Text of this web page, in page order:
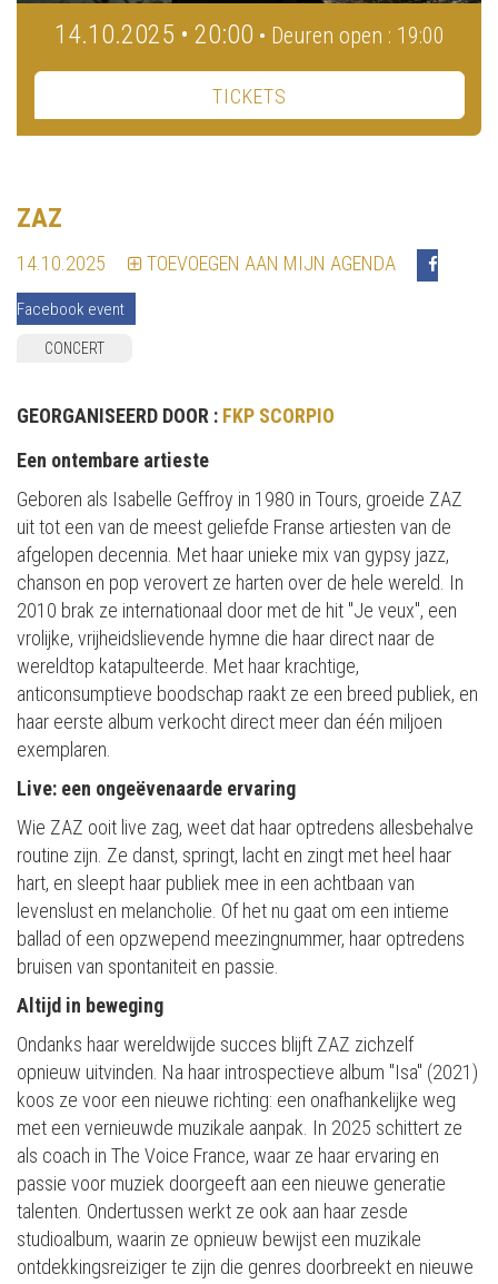
14.10.2025 • 20:00 • Deuren open : 19:00
TICKETS
ZAZ
14.10.2025 TOEVOEGEN AAN MIJN AGENDA
Facebook event
CONCERT
GEORGANISEERD DOOR : FKP SCORPIO
Een ontembare artieste
Geboren als Isabelle Geffroy in 1980 in Tours, groeide ZAZ
uit tot een van de meest geliefde Franse artiesten van de
afgelopen decennia. Met haar unieke mix van gypsy jazz,
chanson en pop verovert ze harten over de hele wereld. In
2010 brak ze internationaal door met de hit "Je veux", een
vrolijke, vrijheidslievende hymne die haar direct naar de
wereldtop katapulteerde. Met haar krachtige,
anticonsumptieve boodschap raakt ze een breed publiek, en
haar eerste album verkocht direct meer dan één miljoen
exemplaren.
Live: een ongeëvenaarde ervaring
Wie ZAZ ooit live zag, weet dat haar optredens allesbehalve
routine zijn. Ze danst, springt, lacht en zingt met heel haar
hart, en sleept haar publiek mee in een achtbaan van
levenslust en melancholie. Of het nu gaat om een intieme
ballad of een opzwepend meezingnummer, haar optredens
bruisen van spontaniteit en passie.
Altijd in beweging
Ondanks haar wereldwijde succes blijft ZAZ zichzelf
opnieuw uitvinden. Na haar introspectieve album "Isa" (2021)
koos ze voor een nieuwe richting: een onafhankelijke weg
met een vernieuwde muzikale aanpak. In 2025 schittert ze
als coach in The Voice France, waar ze haar ervaring en
passie voor muziek doorgeeft aan een nieuwe generatie
talenten. Ondertussen werkt ze ook aan haar zesde
studioalbum, waarin ze opnieuw bewijst een muzikale
ontdekkingsreiziger te zijn die genres doorbreekt en nieuwe